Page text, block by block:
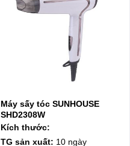
Máy sấy tóc SUNHOUSE
SHD2308W
Kích thước:
TG sản xuất: 10 ngày